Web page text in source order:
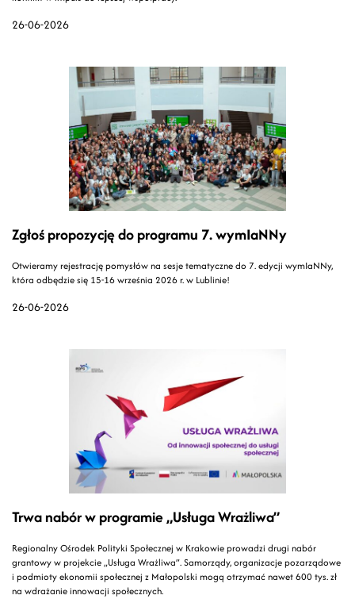
26-06-2026
26-06-2026
Zgłoś propozycję do programu 7. wymIaNNy
Otwieramy rejestrację pomysłów na sesje tematyczne do 7. edycji wymIaNNy,
która odbędzie się 15-16 września 2026 r. w Lublinie!
Trwa nabór w programie „Usługa Wrażliwa”
Regionalny Ośrodek Polityki Społecznej w Krakowie prowadzi drugi nabór
grantowy w projekcie „Usługa Wrażliwa”. Samorządy, organizacje pozarządowe
i podmioty ekonomii społecznej z Małopolski mogą otrzymać nawet 600 tys. zł
na wdrażanie innowacji społecznych.